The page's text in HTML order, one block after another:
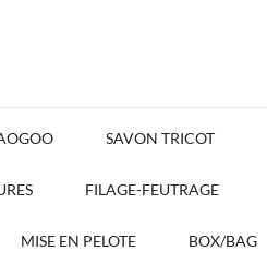
SAVON TRICOT
FILAGE-FEUTRAGE
MISE EN PELOTE BOX/BAG